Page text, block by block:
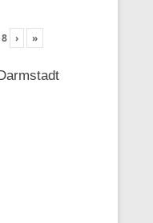
8 › »